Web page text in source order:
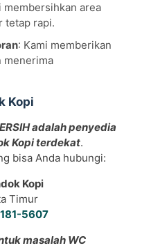
membersihkan area
tetap rapi.
: Kami memberikan
menerima
Kopi
adalah penyedia
Kopi terdekat.
bisa Anda hubungi:
Kopi
Timur
5607
masalah WC